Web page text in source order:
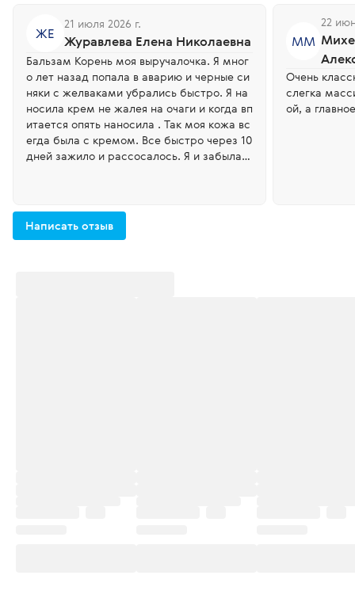
ЖЕ
21 июля 2026 г.
Журавлева Елена Николаевна
Бальзам Корень моя выручалочка. Я мног
о лет назад попала в аварию и черные си
няки с желваками убрались быстро. Я на
носила крем не жалея на очаги и когда вп
итается опять наносила . Так моя кожа вс
егда была с кремом. Все быстро через 10
дней зажило и рассосалось. Я и забыла.
ММ
22
Очень
слегка
ой, а
Написать отзыв